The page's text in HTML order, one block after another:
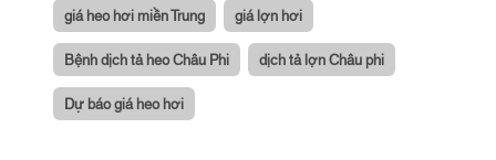
giá heo hơi miền Trung giá lợn hơi
Bệnh dịch tả heo Châu Phi dịch tả lợn Châu phi
Dự báo giá heo hơi